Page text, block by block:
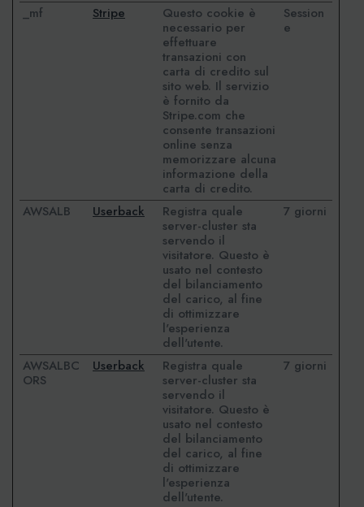
_mf Stripe
Questo cookie è
necessario per
effettuare
transazioni con
carta di credito sul
sito web. Il servizio
è fornito da
Stripe.com che
consente transazioni
online senza
memorizzare alcuna
informazione della
carta di credito.
Session
e
AWSALB Userback
Registra quale
server-cluster sta
servendo il
visitatore. Questo è
usato nel contesto
del bilanciamento
del carico, al fine
di ottimizzare
l'esperienza
dell'utente.
7 giorni
AWSALBC
ORS
Userback
Registra quale
server-cluster sta
servendo il
visitatore. Questo è
usato nel contesto
del bilanciamento
del carico, al fine
di ottimizzare
l'esperienza
dell'utente.
7 giorni